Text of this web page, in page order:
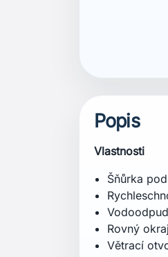
Vnější
UPF 50+
Střih
Péče o produkt
Ruční praní
Nečistit
Technologie